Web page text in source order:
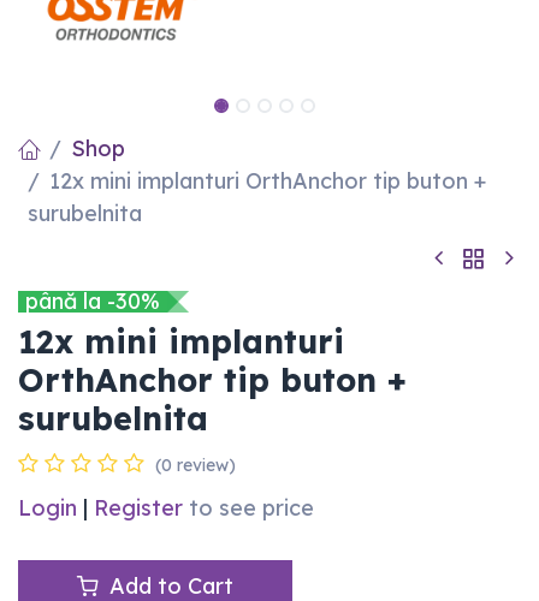
Shop
12x mini implanturi OrthAnchor tip buton +
surubelnita
până la -30%
12x mini implanturi
OrthAnchor tip buton +
surubelnita
(0 review)
Login | Register to see price
Add to Cart